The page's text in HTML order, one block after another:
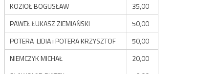
KOZIOŁ BOGUSŁAW
35,00
PAWEŁ ŁUKASZ ZIEMIAŃSKI
50,00
POTERA LIDIA i POTERA KRZYSZTOF
50,00
NIEMCZYK MICHAŁ
20,00